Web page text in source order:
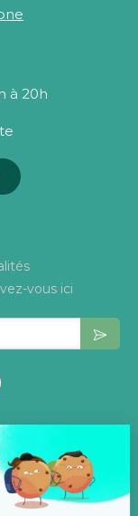
à 20h
vous ici